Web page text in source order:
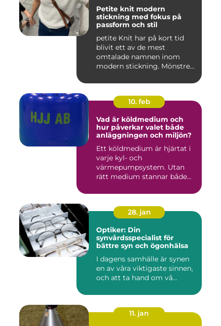
Petite knit modern
stickning med fokus på
passform och stil
petite Knit har på kort tid
blivit ett av de mest
omtalade namnen inom
modern stickning. Mönstren
10. feb
Vad är köldmedium och
hur påverkar valet både
anläggningen och miljön?
Ett köldmedium är hjärtat i
varje kyl- och
värmepumpsystem. Utan
rätt medium stannar både
28. jan
Optiker: Din
synvårdsspecialist för
bättre syn och ögonhälsa
I dagens samhälle är synen
en av våra viktigaste sinnen,
och att ta hand om vå...
11. jan